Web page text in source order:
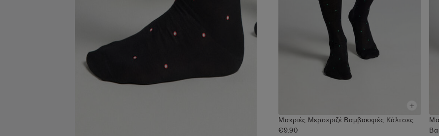
Μακριές Μερσεριζέ Βαμβακερές Κάλτσες
€9.90